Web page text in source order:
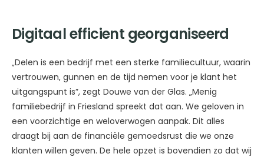
Digitaal efficient georganiseerd
„Delen is een bedrijf met een sterke familiecultuur, waarin
vertrouwen, gunnen en de tijd nemen voor je klant het
uitgangspunt is”, zegt Douwe van der Glas. „Menig
familiebedrijf in Friesland spreekt dat aan. We geloven in
een voorzichtige en weloverwogen aanpak. Dit alles
draagt bij aan de financiële gemoedsrust die we onze
klanten willen geven. De hele opzet is bovendien zo dat wij